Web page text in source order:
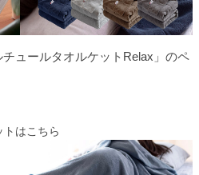
ュールタオルケットRelax」のペ
はこちら